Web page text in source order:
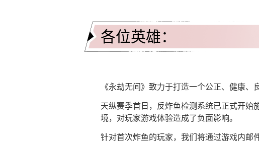
各位英雄：
《永劫无间》致力于打造一个公正、健康、
天纵赛季首日，反炸鱼检测系统已正式开始
境，对玩家游戏体验造成了负面影响。
针对首次炸鱼的玩家，我们将通过游戏内邮